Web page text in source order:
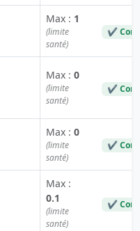
Max : 1
(limite
santé)
✔
Max : 0
(limite
santé)
✔
Max : 0
(limite
santé)
✔
Max :
0.1
(limite
santé)
✔